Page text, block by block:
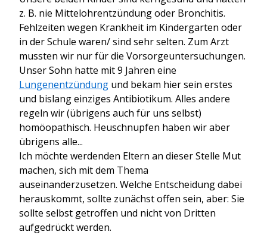
z. B. nie Mittelohrentzündung oder Bronchitis.
Fehlzeiten wegen Krankheit im Kindergarten oder
in der Schule waren/ sind sehr selten. Zum Arzt
mussten wir nur für die Vorsorgeuntersuchungen.
Unser Sohn hatte mit 9 Jahren eine
Lungenentzündung und bekam hier sein erstes
und bislang einziges Antibiotikum. Alles andere
regeln wir (übrigens auch für uns selbst)
homöopathisch. Heuschnupfen haben wir aber
übrigens alle...
Ich möchte werdenden Eltern an dieser Stelle Mut
machen, sich mit dem Thema
auseinanderzusetzen. Welche Entscheidung dabei
herauskommt, sollte zunächst offen sein, aber: Sie
sollte selbst getroffen und nicht von Dritten
aufgedrückt werden.